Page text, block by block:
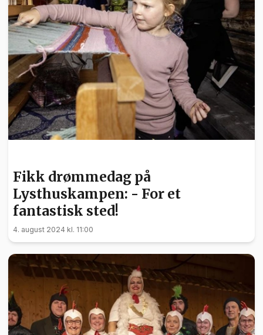
Fikk drømmedag på
Lysthuskampen: - For et
fantastisk sted!
4. august 2024 kl. 11:00